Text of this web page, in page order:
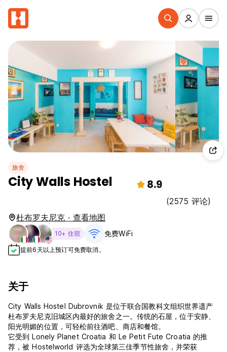
旅舍
City Walls Hostel 8.9
(2575 评论)
杜布罗夫尼克 · 查看地图
10+ 住宿 免费WiFi
提前6天以上预订可免费取消。
关于
City Walls Hostel Dubrovnik 是位于联合国教科文组织世界遗产
杜布罗夫尼克旧城区内最好的旅舍之一。传统的石屋，位于安静、
阳光明媚的位置，可轻松前往酒吧、商店和餐馆。
它受到 Lonely Planet Croatia 和 Le Petit Fute Croatia 的推
荐，被 Hostelworld 评选为全球第三佳季节性旅舍，并荣获